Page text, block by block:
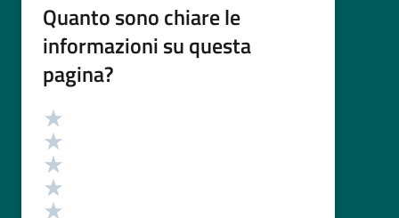
Quanto sono chiare le
informazioni su questa
pagina?
Valutazione